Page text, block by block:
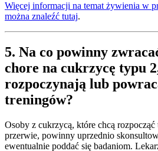
Więcej informacji na temat żywienia w
można znaleźć tutaj.
5. Na co powinny
chore na cukrzycę typu
rozpoczynają lub
treningów?
Osoby z cukrzycą, które chcą rozpocząć
przerwie, powinny uprzednio
ewentualnie poddać się badaniom.